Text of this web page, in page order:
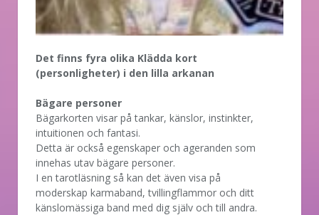
Det finns fyra olika Klädda kort
(personligheter) i den lilla arkanan
Bägare personer
Bägarkorten visar på tankar, känslor, instinkter,
intuitionen och fantasi.
Detta är också egenskaper och ageranden som
innehas utav bägare personer.
I en tarotläsning så kan det även visa på
moderskap karmaband, tvillingflammor och ditt
känslomässiga band med dig själv och till andra.